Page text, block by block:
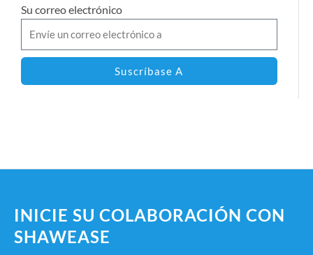
Su correo electrónico
Suscríbase A
INICIE SU COLABORACIÓN CON
SHAWEASE